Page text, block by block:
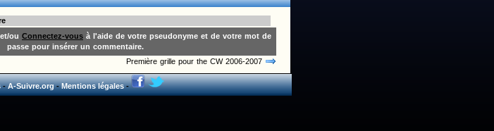
ou Connectez-vous à l'aide de votre pseudonyme et de votre mot de
passe pour insérer un commentaire.
Première grille pour the CW 2006-2007
-A-Suivre.org-Mentions légales-